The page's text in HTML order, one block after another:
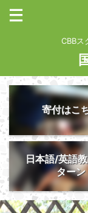
CBBス
寄付はこ
日本語/英語
ターン